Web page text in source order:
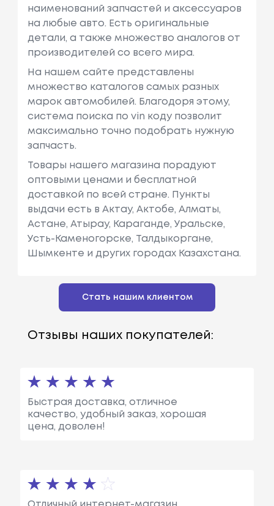
наименований запчастей и аксессуаров
на любые авто. Есть оригинальные
детали, а также множество аналогов от
производителей со всего мира.
На нашем сайте представлены
множество каталогов самых разных
марок автомобилей. Благодоря этому,
система поиска по vin коду позволит
максимально точно подобрать нужную
запчасть.
Товары нашего магазина порадуют
оптовыми ценами и бесплатной
доставкой по всей стране. Пункты
выдачи есть в Актау, Актобе, Алматы,
Астане, Атырау, Караганде, Уральске,
Усть-Каменогорске, Талдыкоргане,
Шымкенте и других городах Казахстана.
Стать нашим клиентом
Отзывы наших покупателей:
Быстрая доставка, отличное
качество, удобный заказ, хорошая
цена, доволен!